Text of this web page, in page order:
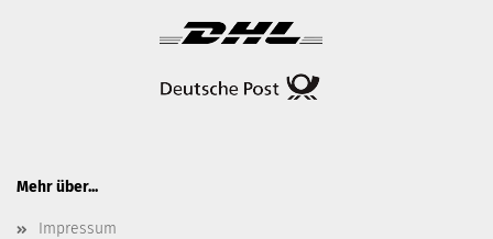
Mehr über...
Impressum